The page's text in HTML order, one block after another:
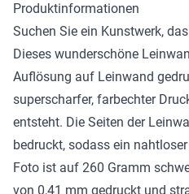
Produktinformationen
Suchen Sie ein Kunstwerk,
Dieses wunderschöne
Auflösung auf Leinwand
superscharfer, farbechter
entsteht. Die Seiten der
bedruckt, sodass ein
Foto ist auf 260 Gramm
von 0,41 mm gedruckt und